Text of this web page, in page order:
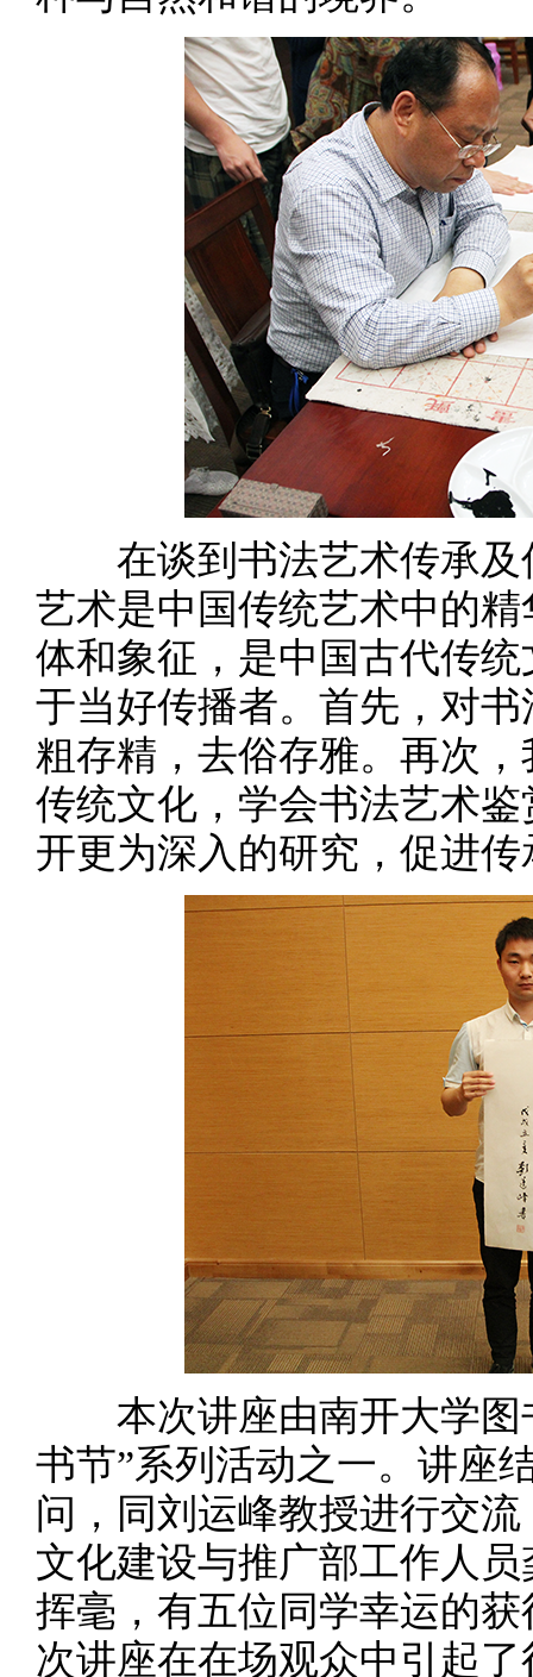
在谈到书法艺术传承及
艺术是中国传统艺术中的
体和象征，是中国古代传
于当好传播者。首先，对
粗存精，去俗存雅。再次
传统文化，学会书法艺术
开更为深入的研究，促进
本次讲座由南开大学图
书节”系列活动之一。讲座
问，同刘运峰教授进行交
文化建设与推广部工作人
挥毫，有五位同学幸运的
次讲座在在场观众中引起